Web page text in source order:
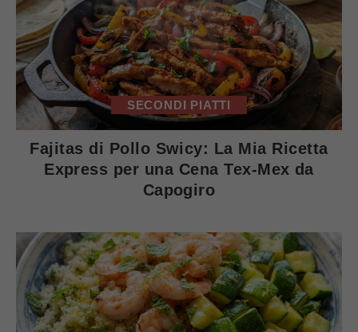
SECONDI PIATTI
Fajitas di Pollo Swicy: La Mia Ricetta
Express per una Cena Tex-Mex da
Capogiro